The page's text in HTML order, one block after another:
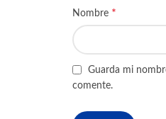
Nombre *
Guarda mi
comente.